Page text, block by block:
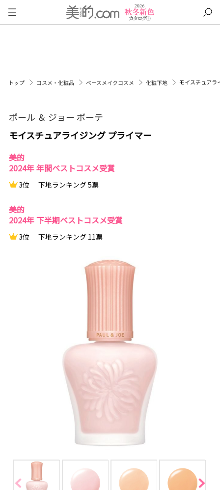
トップ コスメ・化粧品 ベースメイクコスメ 化粧下地 モイスチュアラ
ポール ＆ ジョー ボーテ
モイスチュアライジング プライマー
美的
2024年 年間ベストコスメ受賞
3位 下地ランキング 5票
美的
2024年 下半期ベストコスメ受賞
3位 下地ランキング 11票